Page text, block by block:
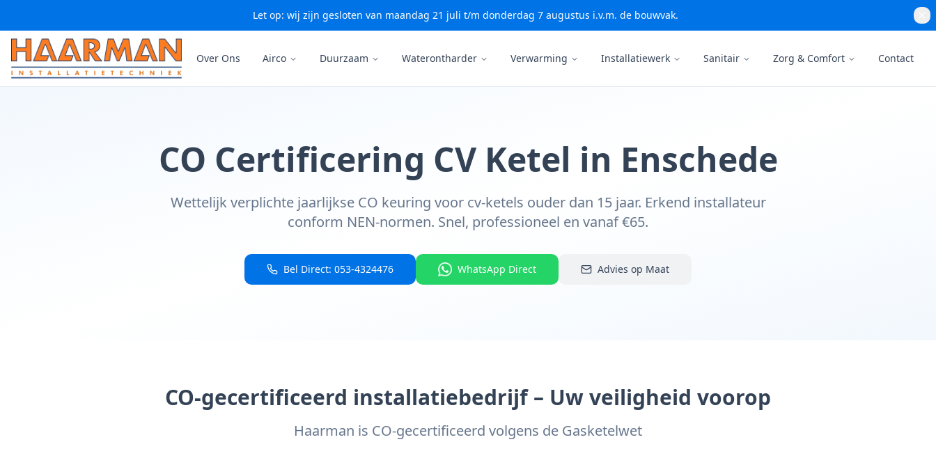
Let op: wij zijn gesloten van maandag 21 juli t/m donderdag 7 augustus i.v.m. de bouwvak.
Skip naar hoofdinhoud
Over Ons Airco Duurzaam Waterontharder Verwarming Installatiewerk Sanitair Zorg & Comfort Contact
CO Certificering CV Ketel in Enschede
Wettelijk verplichte jaarlijkse CO keuring voor cv-ketels ouder dan 15 jaar. Erkend installateur
conform NEN-normen. Snel, professioneel en vanaf €65.
Bel Direct: 053-4324476 WhatsApp Direct Advies op Maat
CO-gecertificeerd installatiebedrijf – Uw veiligheid voorop
Haarman is CO-gecertificeerd volgens de Gasketelwet